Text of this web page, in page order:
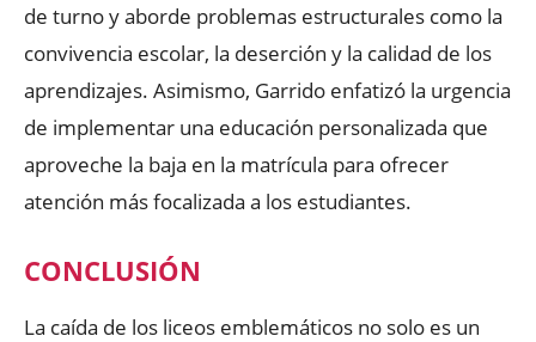
de turno y aborde problemas estructurales como la
convivencia escolar, la deserción y la calidad de los
aprendizajes. Asimismo, Garrido enfatizó la urgencia
de implementar una educación personalizada que
aproveche la baja en la matrícula para ofrecer
atención más focalizada a los estudiantes.
CONCLUSIÓN
La caída de los liceos emblemáticos no solo es un